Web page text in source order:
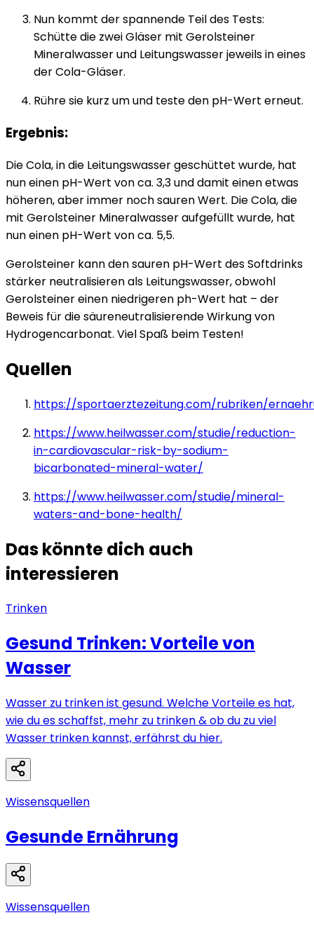
Nun kommt der spannende Teil des Tests:
Schütte die zwei Gläser mit Gerolsteiner
Mineralwasser und Leitungswasser jeweils in eines
der Cola-Gläser.
Rühre sie kurz um und teste den pH-Wert erneut.
Ergebnis:
Die Cola, in die Leitungswasser geschüttet wurde, hat
nun einen pH-Wert von ca. 3,3 und damit einen etwas
höheren, aber immer noch sauren Wert. Die Cola, die
mit Gerolsteiner Mineralwasser aufgefüllt wurde, hat
nun einen pH-Wert von ca. 5,5.
Gerolsteiner kann den sauren pH-Wert des Softdrinks
stärker neutralisieren als Leitungswasser, obwohl
Gerolsteiner einen niedrigeren ph-Wert hat – der
Beweis für die säureneutralisierende Wirkung von
Hydrogencarbonat. Viel Spaß beim Testen!
Quellen
https://sportaerztezeitung.com/rubriken/
https://www.heilwasser.com/studie/reduction-
in-cardiovascular-risk-by-sodium-
bicarbonated-mineral-water/
https://www.heilwasser.com/studie/mineral-
waters-and-bone-health/
Das könnte dich auch
interessieren
Trinken
Gesund Trinken: Vorteile von
Wasser
Wasser zu trinken ist gesund. Welche Vorteile es hat,
wie du es schaffst, mehr zu trinken & ob du zu viel
Wasser trinken kannst, erfährst du hier.
Wissensquellen
Gesunde Ernährung
Wissensquellen